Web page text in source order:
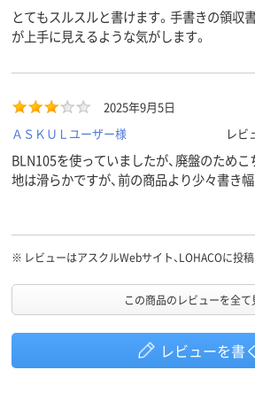
とてもスルスルと書けます。手書きの領収
が上手に見えるような気がします。
2025年9月5日
ＡＳＫＵＬユーザー様
レビ
BLN105を使っていましたが、廃盤のため
地は滑らかですが、前の商品より少々書き
※ レビューはアスクルWebサイト、LOHACOに投
この商品のレビューを全て
レビューを書く